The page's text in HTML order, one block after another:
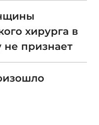
хирурга в
не признает